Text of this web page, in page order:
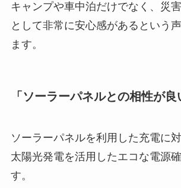
キャンプや車中泊だけでなく、災
として非常に安心感があるという
ます。
「ソーラーパネルとの相性が良
ソーラーパネルを利用した充電に対
太陽光発電を活用したエコな電源
す。